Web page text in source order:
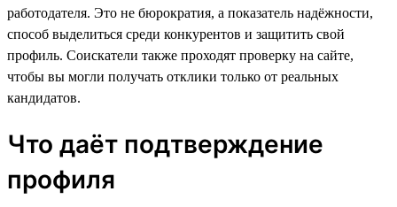
работодателя. Это не бюрократия, а показатель надёжности,
способ выделиться среди конкурентов и защитить свой
профиль. Соискатели также проходят проверку на сайте,
чтобы вы могли получать отклики только от реальных
кандидатов.
Что даёт подтверждение
профиля